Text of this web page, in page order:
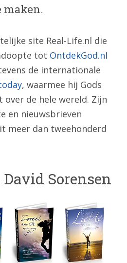
maken.
site Real-Life.nl die
tot OntdekGod.nl
de internationale
, waarmee hij Gods
over de hele wereld. Zijn
en nieuwsbrieven
meer dan tweehonderd
Sorensen